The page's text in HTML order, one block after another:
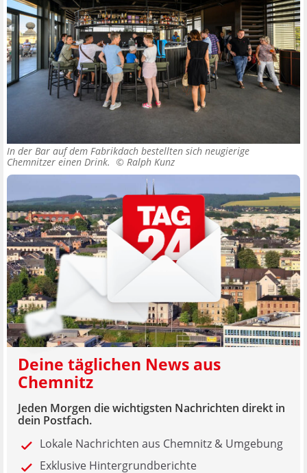
In der Bar auf dem Fabrikdach bestellten sich neugierige
Chemnitzer einen Drink. © Ralph Kunz
Deine täglichen News aus
Chemnitz
Jeden Morgen die wichtigsten Nachrichten direkt in
dein Postfach.
Lokale Nachrichten aus Chemnitz & Umgebung
Exklusive Hintergrundberichte